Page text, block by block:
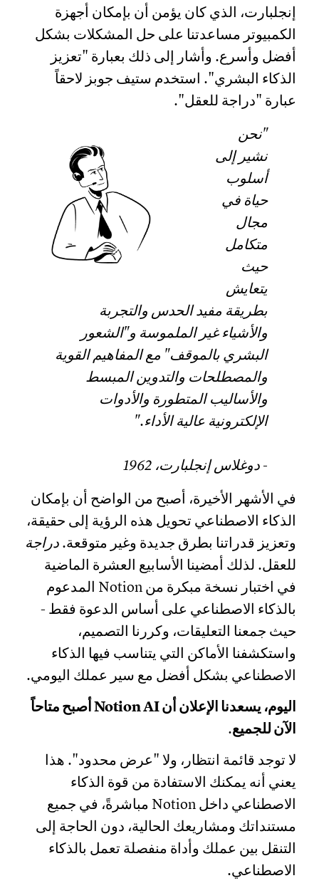
إنجلبارت، الذي كان يؤمن أن بإمكان أجهزة
الكمبيوتر مساعدتنا على حل المشكلات بشكل
أفضل وأسرع. وأشار إلى ذلك بعبارة "تعزيز
الذكاء البشري". استخدم ستيف جوبز لاحقاً
عبارة "دراجة للعقل".
"نحن
نشير إلى
أسلوب
حياة في
مجال
متكامل
حيث
يتعايش
بطريقة مفيد الحدس والتجربة
والأشياء غير الملموسة و"الشعور
البشري بالموقف" مع المفاهيم القوية
والمصطلحات والتدوين المبسط
والأساليب المتطورة والأدوات
الإلكترونية عالية الأداء."
- دوغلاس إنجلبارت، 1962
في الأشهر الأخيرة، أصبح من الواضح أن بإمكان
الذكاء الاصطناعي تحويل هذه الرؤية إلى حقيقة،
وتعزيز قدراتنا بطرق جديدة وغير متوقعة.دراجة
للعقل. لذلك أمضينا الأسابيع العشرة الماضية
في اختبار نسخة مبكرة من Notion المدعوم
بالذكاء الاصطناعي على أساس الدعوة فقط -
حيث جمعنا التعليقات، وكررنا التصميم،
واستكشفنا الأماكن التي يتناسب فيها الذكاء
الاصطناعي بشكل أفضل مع سير عملك اليومي.
اليوم، يسعدنا الإعلان أن Notion AI أصبح متاحاً
الآن للجميع.
لا توجد قائمة انتظار، ولا "عرض محدود". هذا
يعني أنه يمكنك الاستفادة من قوة الذكاء
الاصطناعي داخل Notion مباشرةً، في جميع
مستنداتك ومشاريعك الحالية، دون الحاجة إلى
التنقل بين عملك وأداة منفصلة تعمل بالذكاء
الاصطناعي.